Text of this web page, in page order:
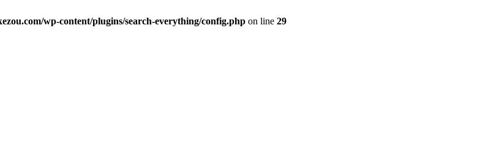
wp-content/plugins/search-everything/config.php on line 29